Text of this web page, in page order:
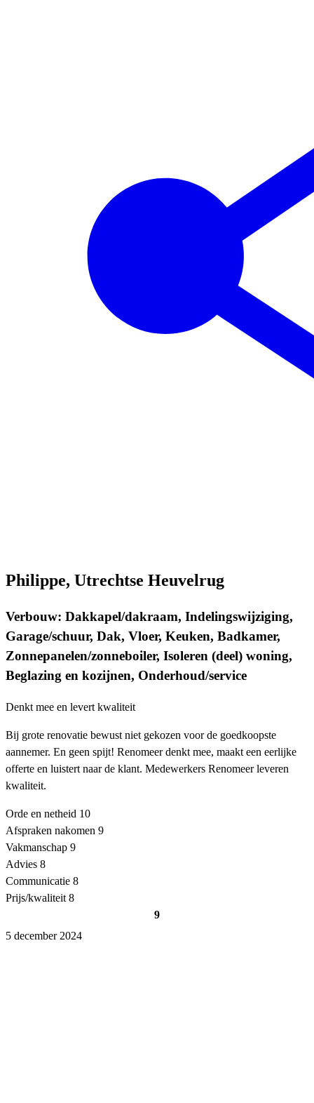
Philippe, Utrechtse Heuvelrug
Verbouw: Dakkapel/dakraam, Indelingswijziging,
Garage/schuur, Dak, Vloer, Keuken, Badkamer,
Zonnepanelen/zonneboiler, Isoleren (deel) woning,
Beglazing en kozijnen, Onderhoud/service
Denkt mee en levert kwaliteit
Bij grote renovatie bewust niet gekozen voor de goedkoopste
aannemer. En geen spijt! Renomeer denkt mee, maakt een eerlijke
offerte en luistert naar de klant. Medewerkers Renomeer leveren
kwaliteit.
Orde en netheid 10
Afspraken nakomen 9
Vakmanschap 9
Advies 8
Communicatie 8
Prijs/kwaliteit 8
9
5 december 2024